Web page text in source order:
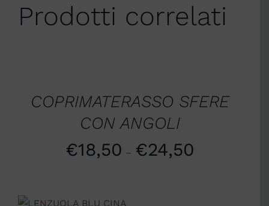
Prodotti correlati
COPRIMATERASSO SFERE
CON ANGOLI
€18,50 – €24,50
SCEGLI
/